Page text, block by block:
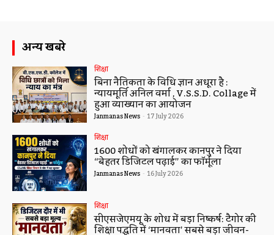
अन्य खबरे
शिक्षा
बिना नैतिकता के विधि ज्ञान अधूरा है :
न्यायमूर्ति अनिल वर्मा , V.S.S.D. Collage में
हुआ व्याख्यान का आयोजन
Janmanas News - 17 July 2026
शिक्षा
1600 शोधों को खंगालकर कानपुर ने दिया
“बेहतर डिजिटल पढ़ाई” का फॉर्मूला
Janmanas News - 16 July 2026
शिक्षा
सीएसजेएमयू के शोध में बड़ा निष्कर्ष: टैगोर की
शिक्षा पद्धति में ‘मानवता’ सबसे बड़ा जीवन-